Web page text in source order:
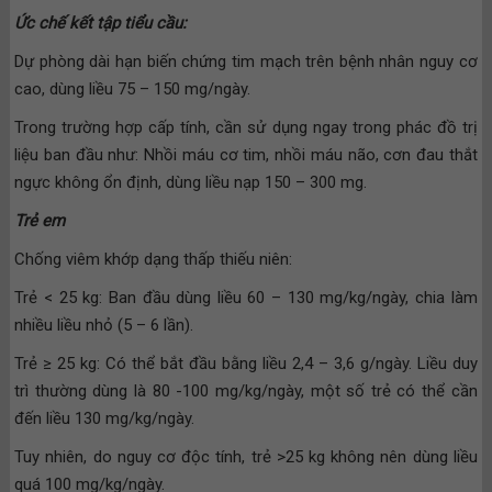
Ức chế kết tập tiểu cầu:
Dự phòng dài hạn biến chứng tim mạch trên bệnh nhân nguy cơ
cao, dùng liều 75 – 150 mg/ngày.
Trong trường hợp cấp tính, cần sử dụng ngay trong phác đồ trị
liệu ban đầu như: Nhồi máu cơ tim, nhồi máu não, cơn đau thắt
ngực không ổn định, dùng liều nạp 150 – 300 mg.
Trẻ em
Chống viêm khớp dạng thấp thiếu niên:
Trẻ < 25 kg: Ban đầu dùng liều 60 – 130 mg/kg/ngày, chia làm
nhiều liều nhỏ (5 – 6 lần).
Trẻ ≥ 25 kg: Có thể bắt đầu bằng liều 2,4 – 3,6 g/ngày. Liều duy
trì thường dùng là 80 -100 mg/kg/ngày, một số trẻ có thể cần
đến liều 130 mg/kg/ngày.
Tuy nhiên, do nguy cơ độc tính, trẻ >25 kg không nên dùng liều
quá 100 mg/kg/ngày.